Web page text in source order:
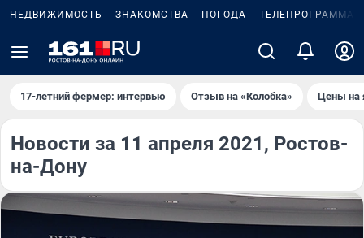
НЕДВИЖИМОСТЬ ЗНАКОМСТВА ПОГОДА ТЕЛЕПРОГРАММА
17-летний фермер: интервью Отзыв на «Колобка» Цены на
Новости за 11 апреля 2021, Ростов-
на-Дону